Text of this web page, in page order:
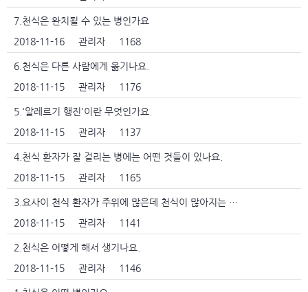
7.천식은 완치될 수 있는 병인가요
2018-11-16
관리자 1168
6.천식은 다른 사람에게 옮기나요.
2018-11-15
관리자 1176
5.'알레르기 행진'이란 무엇인가요.
2018-11-15
관리자 1137
4.천식 환자가 잘 걸리는 병에는 어떤 것들이 있나요.
2018-11-15
관리자 1165
3.요사이 천식 환자가 주위에 많은데 천식이 많아지는 이유는 무엇인가요.
2018-11-15
관리자 1141
2.천식은 어떻게 해서 생기나요.
2018-11-15
관리자 1146